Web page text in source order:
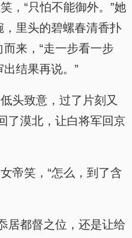
，“只怕不能御外。”她
里头的碧螺春清香扑
来，“走一步看一步
结果再说。”
头致意，过了片刻又
了漠北，让白将军回京
帝笑，“怎么，到了含
都督之位，还是让给